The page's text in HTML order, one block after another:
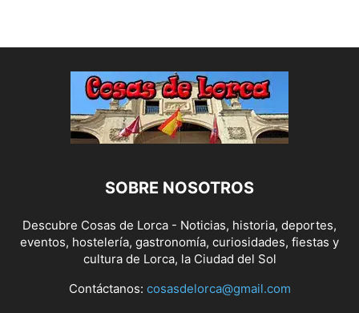
SOBRE NOSOTROS
Descubre Cosas de Lorca - Noticias, historia, deportes,
eventos, hostelería, gastronomía, curiosidades, fiestas y
cultura de Lorca, la Ciudad del Sol
Contáctanos: cosasdelorca@gmail.com